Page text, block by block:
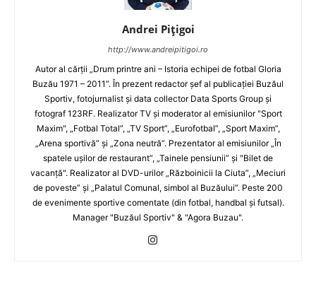
Andrei Pițigoi
http://www.andreipitigoi.ro
Autor al cărţii „Drum printre ani – Istoria echipei de fotbal Gloria
Buzău 1971 – 2011”. În prezent redactor şef al publicaţiei Buzăul
Sportiv, fotojurnalist şi data collector Data Sports Group şi
fotograf 123RF. Realizator TV şi moderator al emisiunilor "Sport
Maxim", „Fotbal Total”, „TV Sport”, „Eurofotbal”, „Sport Maxim”,
„Arena sportivă” şi „Zona neutră”. Prezentator al emisiunilor „În
spatele uşilor de restaurant”, „Tainele pensiunii” şi "Bilet de
vacanţă". Realizator al DVD-urilor „Războinicii la Ciuta”, „Meciuri
de poveste” şi „Palatul Comunal, simbol al Buzăului”. Peste 200
de evenimente sportive comentate (din fotbal, handbal şi futsal).
Manager "Buzăul Sportiv" & "Agora Buzau".